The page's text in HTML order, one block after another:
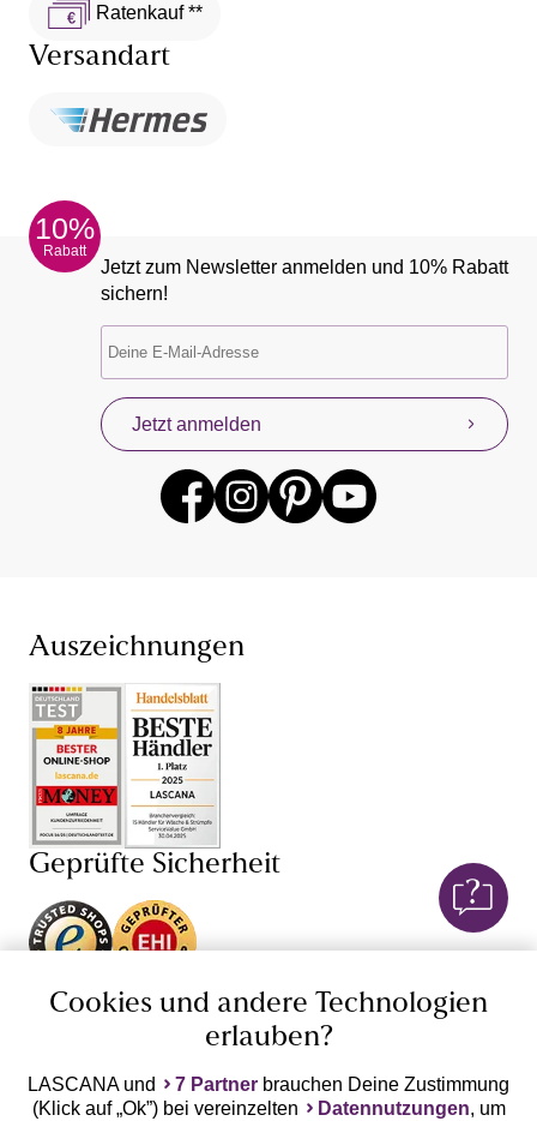
Ratenkauf **
Versandart
10%
Rabatt
Jetzt zum Newsletter anmelden und 10% Rabatt
sichern!
Jetzt anmelden
Auszeichnungen
Geprüfte Sicherheit
Unsere Apps
Cookies und andere Technologien
erlauben?
LASCANA und 7 Partner brauchen Deine Zustimmung
(Klick auf „Ok”) bei vereinzelten
Datennutzungen, um